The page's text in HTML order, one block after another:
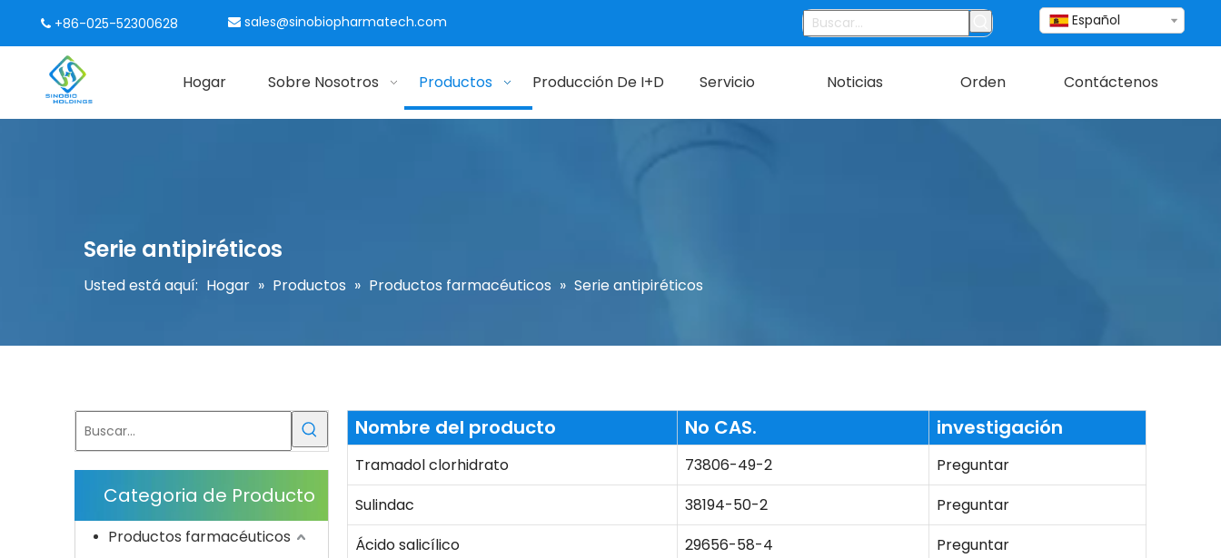
 +86-025-52300628  sales@sinobiopharmatech.com Español
Hogar Sobre Nosotros Productos Producción De I+D Servicio Noticias Orden Contáctenos
Serie antipiréticos
Usted está aquí: Hogar » Productos » Productos farmacéuticos » Serie antipiréticos
Categoria de Producto
Productos farmacéuticos
Nombre del producto No CAS. investigación
Tramadol clorhidrato 73806-49-2
Preguntar
Sulindac
38194-50-2
Preguntar
Ácido salicílico
29656-58-4
Preguntar